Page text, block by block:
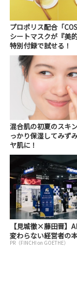
プロポリス配合「
シートマスクが『美
特別付録で試せる！
混合肌の初夏のスキ
っかり保湿してみず
ヤ肌に！
【見城徹×藤田晋】
変わらない経営者の
PR（FINCHI on GOETHE）